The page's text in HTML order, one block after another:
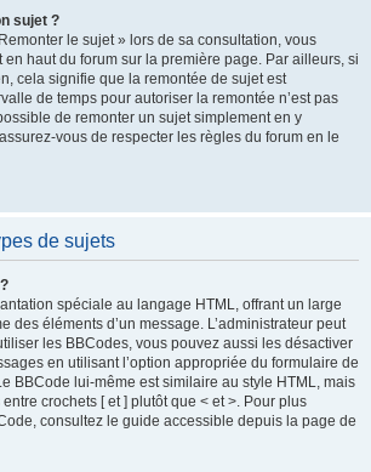
sujet ?
le sujet » lors de sa consultation, vous
haut du forum sur la première page. Par ailleurs, si
cela signifie que la remontée de sujet est
de temps pour autoriser la remontée n’est pas
de remonter un sujet simplement en y
vous de respecter les règles du forum en le
de sujets
spéciale au langage HTML, offrant un large
des éléments d’un message. L’administrateur peut
les BBCodes, vous pouvez aussi les désactiver
en utilisant l’option appropriée du formulaire de
BBCode lui-même est similaire au style HTML, mais
crochets [ et ] plutôt que < et >. Pour plus
consultez le guide accessible depuis la page de